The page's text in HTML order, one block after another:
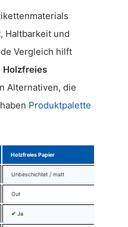
Haltbarkeit und
Vergleich hilft
Holzfreies
Alternativen, die
Produktpalette
Holzfreies Papier
Unbeschichtet / matt
Gut
✔ Ja